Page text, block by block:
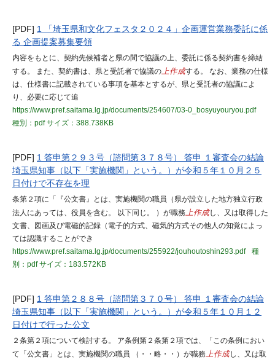
[PDF] 1 「埼玉県和文化フェスタ２０２４」企画運営業務委託に係
る 企画提案募集要領
内容をもとに、契約先候補者と県の間で協議の上、委託に係る契約書を締結
する。 また、契約書は、県と受託者で協議の上作成する。 なお、業務の仕様
は、仕様書に記載されている事項を基本とするが、県と受託者の協議によ
り、必要に応じて追
https://www.pref.saitama.lg.jp/documents/254607/03-0_bosyuyouryou.pdf
種別：pdfサイズ：388.738KB
[PDF] 1 答申第２９３号（諮問第３７８号） 答申 １審査会の結論
埼玉県知事（以下「実施機関」という。）が令和５年１０月２５
日付けで不存在を理
条第２項に「『公文書』とは、実施機関の職員（県が設立した地方独立行政
法人にあっては、役員を含む。 以下同じ。 ）が職務上作成し、又は取得した
文書、図画及び電磁的記録（電子的方式、磁気的方式その他人の知覚によっ
ては認識することができ
https://www.pref.saitama.lg.jp/documents/255922/jouhoutoshin293.pdf
種
別：pdfサイズ：183.572KB
[PDF] 1 答申第２８８号（諮問第３７０号） 答申 １審査会の結論
埼玉県知事（以下「実施機関」という。）が令和５年１０月１２
日付けで行った公文
２条第２項について検討する。 ア条例第２条第２項では、「この条例におい
て「公文書」とは、実施機関の職員 （・・略・・）が職務上作成し、又は取